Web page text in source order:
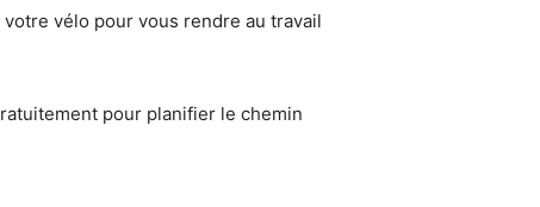
vélo pour vous rendre au travail
pour planifier le chemin